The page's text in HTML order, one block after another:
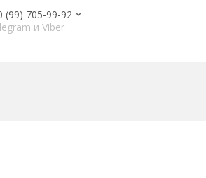
(99) 705-99-92
и Viber